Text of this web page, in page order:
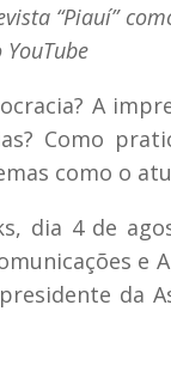
“Piauí”
A
Como
como o
dia 4 de
e
da